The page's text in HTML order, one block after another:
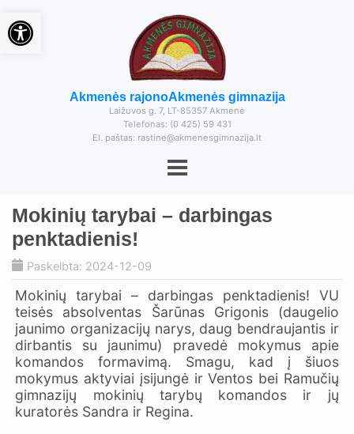
Akmenės rajonoAkmenės gimnazija
Laižuvos g. 7, LT-85357 Akmenė
Telefonas: (0 425) 59 431
El. paštas: rastine@akmenesgimnazija.lt
Mokinių tarybai – darbingas
penktadienis!
Paskelbta: 2024-12-09
Mokinių tarybai – darbingas penktadienis! VU
teisės absolventas Šarūnas Grigonis (daugelio
jaunimo organizacijų narys, daug bendraujantis ir
dirbantis su jaunimu) pravedė mokymus apie
komandos formavimą. Smagu, kad į šiuos
mokymus aktyviai įsijungė ir Ventos bei Ramučių
gimnazijų mokinių tarybų komandos ir jų
kuratorės Sandra ir Regina.
Open toolbar